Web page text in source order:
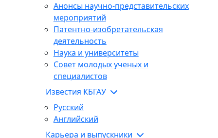
Анонсы научно-представительских
мероприятий
Патентно-изобретательская
деятельность
Наука и университеты
Совет молодых ученых и
специалистов
Известия КБГАУ
Русский
Английский
Карьера и выпускники